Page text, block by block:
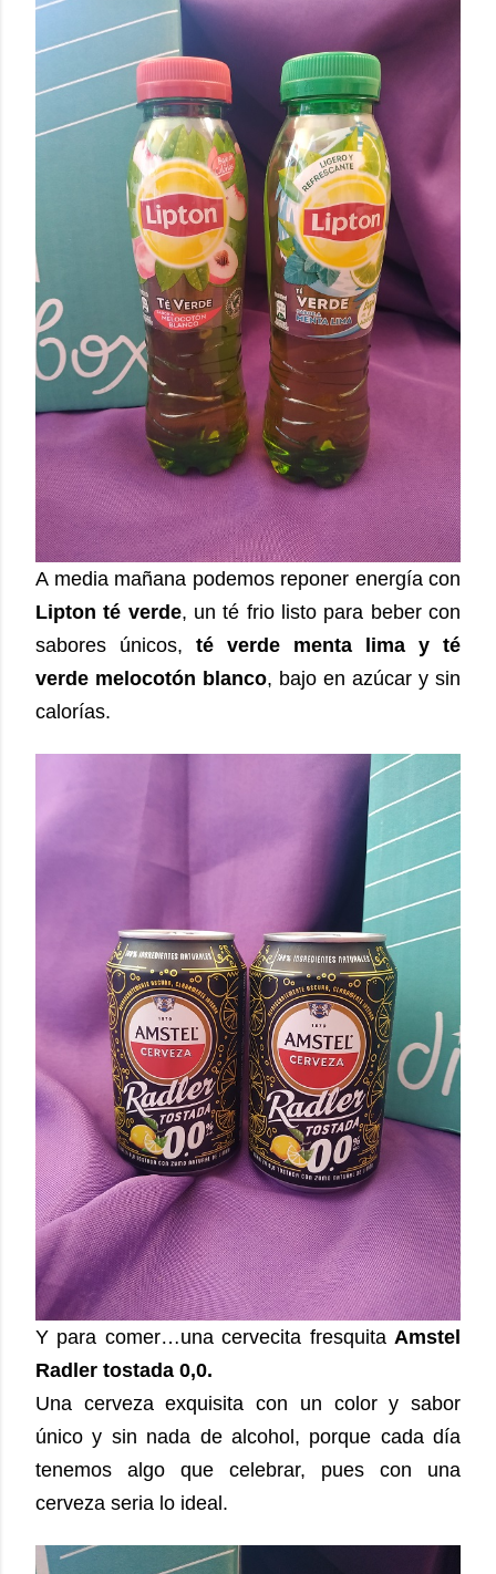
A media mañana podemos reponer energía con
Lipton té verde, un té frio listo para beber con
sabores únicos, té verde menta lima y té
verde melocotón blanco, bajo en azúcar y sin
calorías.
Y para comer…una cervecita fresquita Amstel
Radler tostada 0,0.
Una cerveza exquisita con un color y sabor
único y sin nada de alcohol, porque cada día
tenemos algo que celebrar, pues con una
cerveza seria lo ideal.